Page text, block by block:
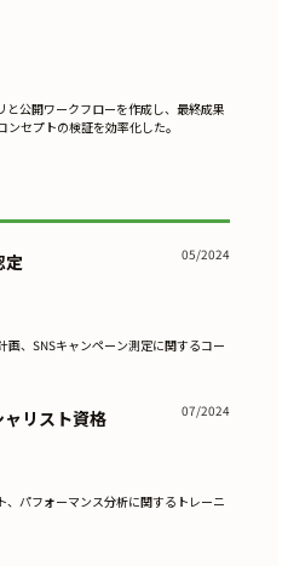
と公開ワークフローを作成し、最終成果
セプトの検証を効率化した。
定 05/2024
画、SNSキャンペーン測定に関するコー
リスト資格 07/2024
、パフォーマンス分析に関するトレーニ